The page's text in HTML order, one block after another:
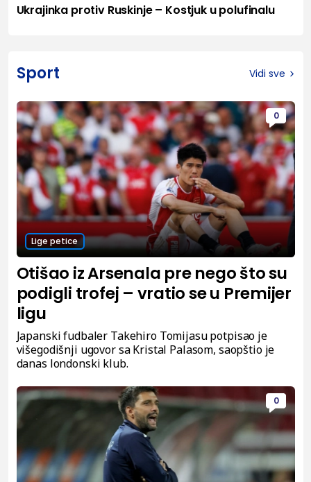
Ukrajinka protiv Ruskinje – Kostjuk u polufinalu
Sport Vidi sve
0
Lige petice
Otišao iz Arsenala pre nego što su
podigli trofej – vratio se u Premijer
ligu
Japanski fudbaler Takehiro Tomijasu potpisao je
višegodišnji ugovor sa Kristal Palasom, saopštio je
danas londonski klub.
0